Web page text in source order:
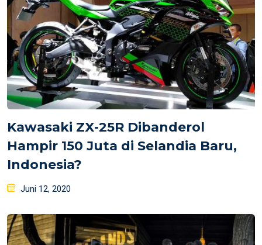
Kawasaki ZX-25R Dibanderol
Hampir 150 Juta di Selandia Baru,
Indonesia?
Posted
Juni 12, 2020